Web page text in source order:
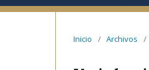
Inicio / Archivos /